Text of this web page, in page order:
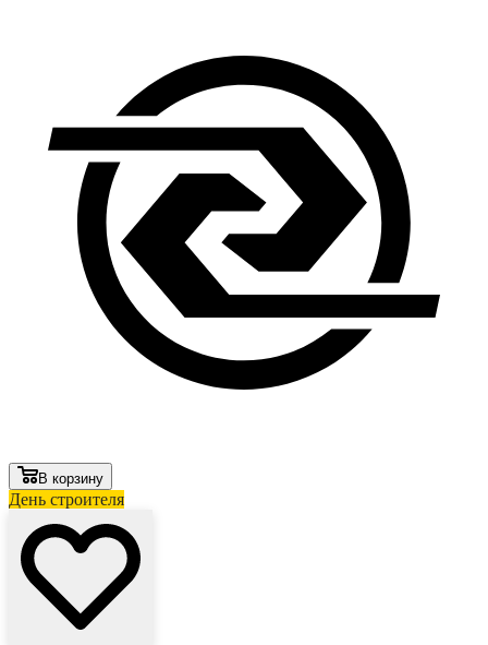
В корзину
День строителя